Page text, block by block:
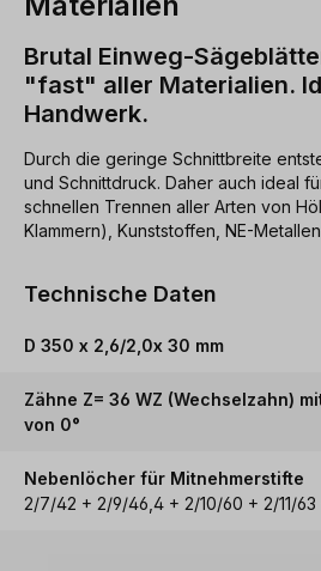
Brutal Einweg-
"fast" aller Materialien.
Handwerk.
Durch die geringe Schnittbreite
und Schnittdruck. Daher auch ideal
schnellen Trennen aller Arten von
Klammern), Kunststoffen, NE-
Technische Daten
D 350 x 2,6/2,0x 30 mm
Zähne Z= 36 WZ (Wechselzahn)
von 0°
Nebenlöcher für Mitnehmerstifte
2/7/42 + 2/9/46,4 + 2/10/60 + 2/11/63